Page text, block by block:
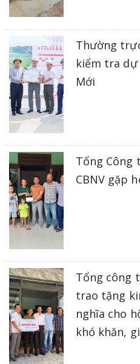
Thường
kiểm tra dự
Mới
Tổng Công
CBNV gặp
Tổng công
trao tặng
nghĩa cho
khó khăn,